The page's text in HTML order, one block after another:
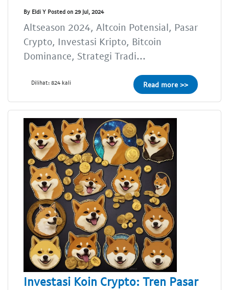
By Eldi Y Posted on 29 Jul, 2024
Altseason 2024, Altcoin Potensial, Pasar
Crypto, Investasi Kripto, Bitcoin
Dominance, Strategi Tradi...
Dilihat: 824 kali Read more >>
Investasi Koin Crypto: Tren Pasar